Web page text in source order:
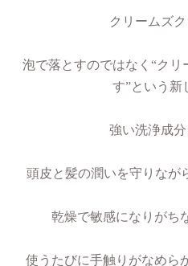
クリームズク
泡で落とすのではなく“クリ
す”という新
強い洗浄成分
頭皮と髪の潤いを守りなが
乾燥で敏感になりがち
使うたびに手触りがなめら